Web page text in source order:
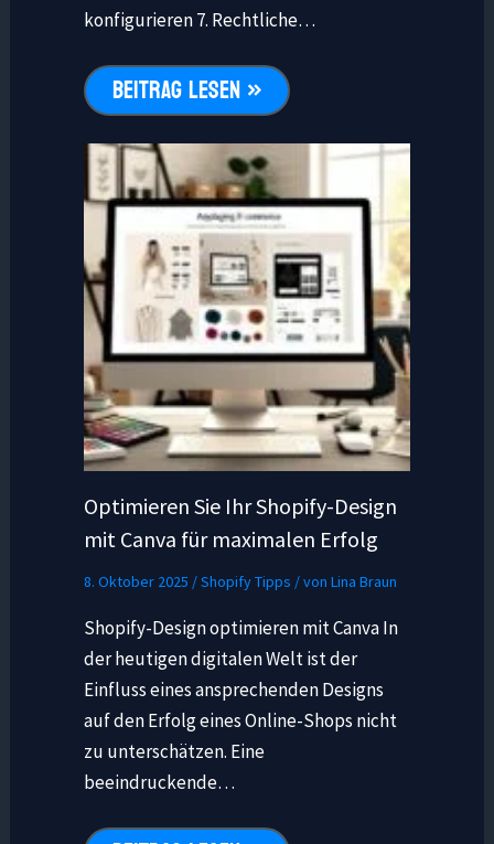
konfigurieren 7. Rechtliche…
BEITRAG LESEN »
Optimieren Sie Ihr Shopify-Design
mit Canva für maximalen Erfolg
8. Oktober 2025 /Shopify Tipps / von Lina Braun
Shopify-Design optimieren mit Canva In
der heutigen digitalen Welt ist der
Einfluss eines ansprechenden Designs
auf den Erfolg eines Online-Shops nicht
zu unterschätzen. Eine
beeindruckende…